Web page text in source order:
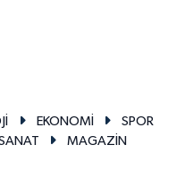
EKONOMİ
SPOR
MAGAZİN